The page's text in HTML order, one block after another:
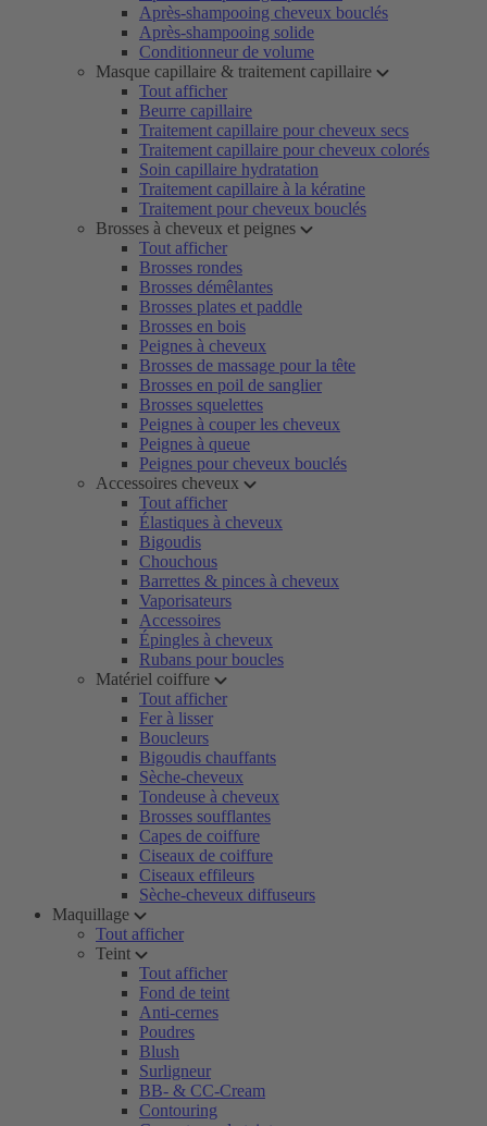
Après-shampooing cheveux bouclés
Après-shampooing solide
Conditionneur de volume
Masque capillaire & traitement capillaire
Tout afficher
Beurre capillaire
Traitement capillaire pour cheveux secs
Traitement capillaire pour cheveux colorés
Soin capillaire hydratation
Traitement capillaire à la kératine
Traitement pour cheveux bouclés
Brosses à cheveux et peignes
Tout afficher
Brosses rondes
Brosses démêlantes
Brosses plates et paddle
Brosses en bois
Peignes à cheveux
Brosses de massage pour la tête
Brosses en poil de sanglier
Brosses squelettes
Peignes à couper les cheveux
Peignes à queue
Peignes pour cheveux bouclés
Accessoires cheveux
Tout afficher
Élastiques à cheveux
Bigoudis
Chouchous
Barrettes & pinces à cheveux
Vaporisateurs
Accessoires
Épingles à cheveux
Rubans pour boucles
Matériel coiffure
Tout afficher
Fer à lisser
Boucleurs
Bigoudis chauffants
Sèche-cheveux
Tondeuse à cheveux
Brosses soufflantes
Capes de coiffure
Ciseaux de coiffure
Ciseaux effileurs
Sèche-cheveux diffuseurs
Maquillage
Tout afficher
Teint
Tout afficher
Fond de teint
Anti-cernes
Poudres
Blush
Surligneur
BB- & CC-Cream
Contouring